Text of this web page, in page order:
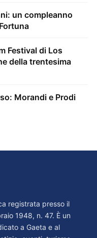
un compleanno
Festival di Los
della trentesima
Morandi e Prodi
registrata presso il
1948, n. 47. È un
a Gaeta e al